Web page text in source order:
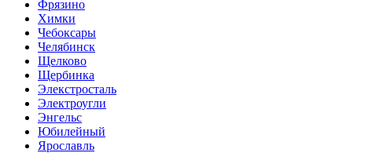
Фрязино
Химки
Чебоксары
Челябинск
Щелково
Щербинка
Элекстросталь
Электроугли
Энгельс
Юбилейный
Ярославль